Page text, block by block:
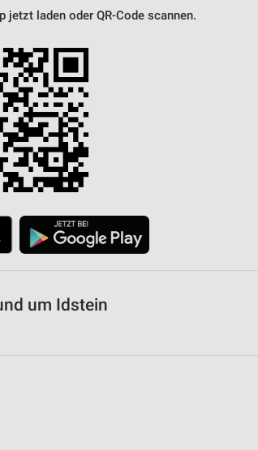
laden oder QR-Code scannen.
um Idstein
aus verschiedenen